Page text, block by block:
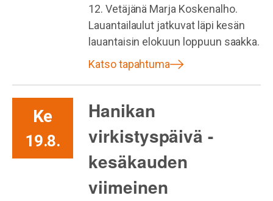
12. Vetäjänä Marja Koskenalho.
Lauantailaulut jatkuvat läpi kesän
lauantaisin elokuun loppuun saakka.
Katso tapahtuma
Ke
19.8.
Hanikan
virkistyspäivä -
kesäkauden
viimeinen